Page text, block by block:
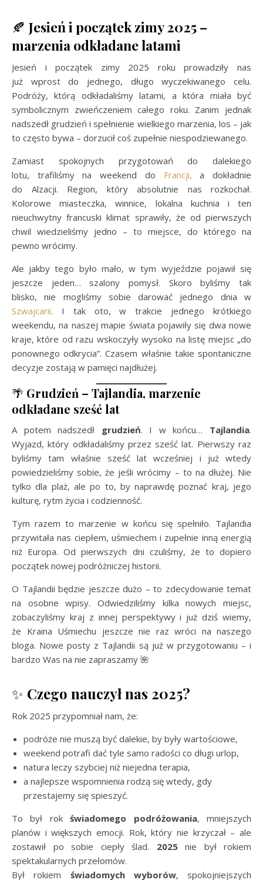
🍂 Jesień i początek zimy 2025 –
marzenia odkładane latami
Jesień i początek zimy 2025 roku prowadziły nas
już wprost do jednego, długo wyczekiwanego celu.
Podróży, którą odkładaliśmy latami, a która miała być
symbolicznym zwieńczeniem całego roku. Zanim jednak
nadszedł grudzień i spełnienie wielkiego marzenia, los – jak
to często bywa – dorzucił coś zupełnie niespodziewanego.
Zamiast spokojnych przygotowań do dalekiego
lotu, trafiliśmy na weekend do Francji, a dokładnie
do Alzacji. Region, który absolutnie nas rozkochał.
Kolorowe miasteczka, winnice, lokalna kuchnia i ten
nieuchwytny francuski klimat sprawiły, że od pierwszych
chwil wiedzieliśmy jedno – to miejsce, do którego na
pewno wrócimy.
Ale jakby tego było mało, w tym wyjeździe pojawił się
jeszcze jeden… szalony pomysł. Skoro byliśmy tak
blisko, nie mogliśmy sobie darować jednego dnia w
Szwajcarii. I tak oto, w trakcie jednego krótkiego
weekendu, na naszej mapie świata pojawiły się dwa nowe
kraje, które od razu wskoczyły wysoko na listę miejsc „do
ponownego odkrycia”. Czasem właśnie takie spontaniczne
decyzje zostają w pamięci najdłużej.
🌴 Grudzień – Tajlandia, marzenie
odkładane sześć lat
A potem nadszedł grudzień. I w końcu… Tajlandia.
Wyjazd, który odkładaliśmy przez sześć lat. Pierwszy raz
byliśmy tam właśnie sześć lat wcześniej i już wtedy
powiedzieliśmy sobie, że jeśli wrócimy – to na dłużej. Nie
tylko dla plaż, ale po to, by naprawdę poznać kraj, jego
kulturę, rytm życia i codzienność.
Tym razem to marzenie w końcu się spełniło. Tajlandia
przywitała nas ciepłem, uśmiechem i zupełnie inną energią
niż Europa. Od pierwszych dni czuliśmy, że to dopiero
początek nowej podróżniczej historii.
O Tajlandii będzie jeszcze dużo – to zdecydowanie temat
na osobne wpisy. Odwiedziliśmy kilka nowych miejsc,
zobaczyliśmy kraj z innej perspektywy i już dziś wiemy,
że Kraina Uśmiechu jeszcze nie raz wróci na naszego
bloga. Nowe posty z Tajlandii są już w przygotowaniu – i
bardzo Was na nie zapraszamy 🌺
✨ Czego nauczył nas 2025?
Rok 2025 przypomniał nam, że:
podróże nie muszą być dalekie, by były wartościowe,
weekend potrafi dać tyle samo radości co długi urlop,
natura leczy szybciej niż niejedna terapia,
a najlepsze wspomnienia rodzą się wtedy, gdy
przestajemy się spieszyć.
To był rokświadomego podróżowania, mniejszych
planów i większych emocji. Rok, który nie krzyczał – ale
zostawił po sobie ciepły ślad. 2025nie był rokiem
spektakularnych przełomów.
Był rokiem świadomych wyborów, spokojniejszych